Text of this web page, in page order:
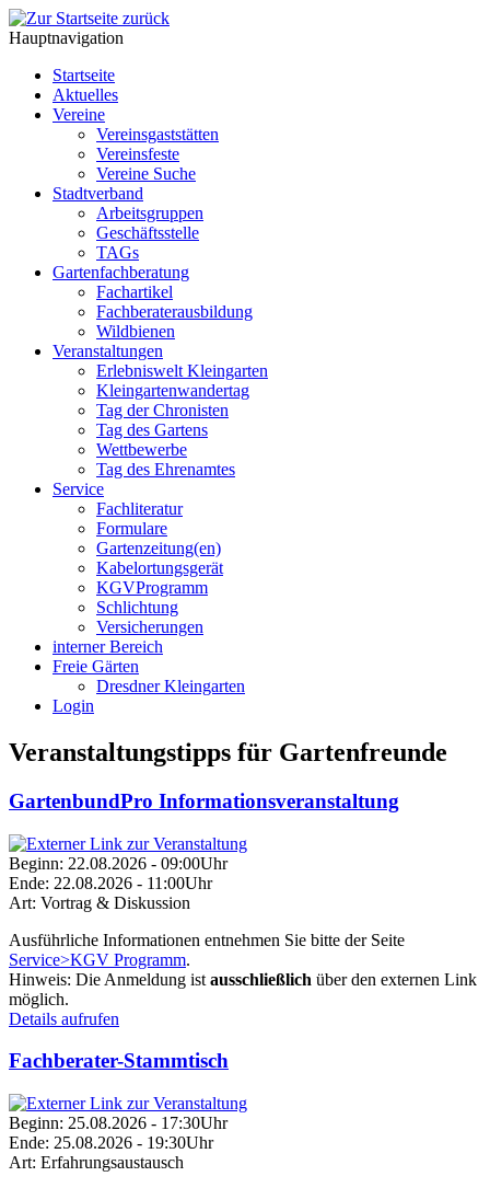
Hauptnavigation
Startseite
Aktuelles
Vereine
Vereinsgaststätten
Vereinsfeste
Vereine Suche
Stadtverband
Arbeitsgruppen
Geschäftsstelle
TAGs
Gartenfachberatung
Fachartikel
Fachberaterausbildung
Wildbienen
Veranstaltungen
Erlebniswelt Kleingarten
Kleingartenwandertag
Tag der Chronisten
Tag des Gartens
Wettbewerbe
Tag des Ehrenamtes
Service
Fachliteratur
Formulare
Gartenzeitung(en)
Kabelortungsgerät
KGVProgramm
Schlichtung
Versicherungen
interner Bereich
Freie Gärten
Dresdner Kleingarten
Login
Veranstaltungstipps für Gartenfreunde
GartenbundPro Informationsveranstaltung
Beginn: 22.08.2026 - 09:00Uhr
Ende: 22.08.2026 - 11:00Uhr
Art: Vortrag & Diskussion
Ausführliche Informationen entnehmen Sie bitte der Seite
Service>KGV Programm.
Hinweis: Die Anmeldung ist ausschließlich über den externen Link
möglich.
Details aufrufen
Fachberater-Stammtisch
Beginn: 25.08.2026 - 17:30Uhr
Ende: 25.08.2026 - 19:30Uhr
Art: Erfahrungsaustausch